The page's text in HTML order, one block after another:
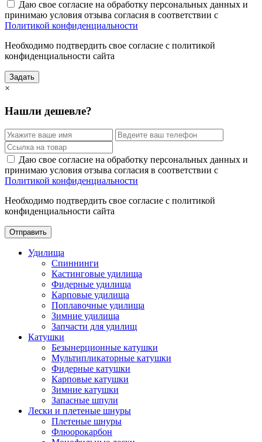
Даю свое согласие на обработку персональных данных и
принимаю условия отзыва согласия в соответствии с
Политикой конфиденциальности
Необходимо подтвердить свое согласие с политикой
конфиденциальности сайта
Задать
×
Нашли дешевле?
Даю свое согласие на обработку персональных данных и
принимаю условия отзыва согласия в соответствии с
Политикой конфиденциальности
Необходимо подтвердить свое согласие с политикой
конфиденциальности сайта
Отправить
Удилища
Спиннинги
Кастинговые удилища
Фидерные удилища
Карповые удилища
Поплавочные удилища
Зимние удилища
Запчасти для удилищ
Катушки
Безынерционные катушки
Мультипликаторные катушки
Фидерные катушки
Карповые катушки
Зимние катушки
Запасные шпули
Лески и плетеные шнуры
Плетеные шнуры
Флюорокарбон